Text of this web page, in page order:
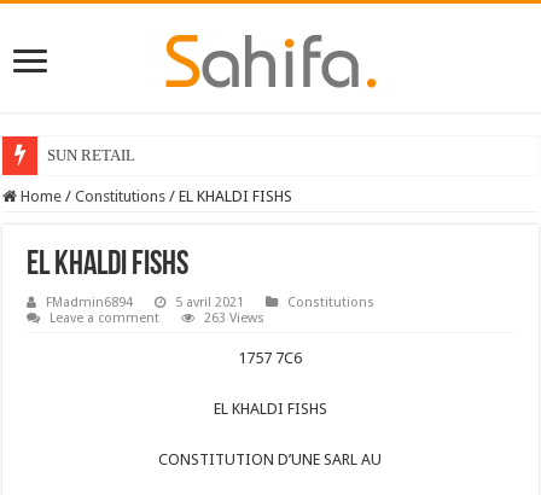
SUN RETAIL
Home / Constitutions / EL KHALDI FISHS
EL KHALDI FISHS
FMadmin6894 5 avril 2021
Constitutions
Leave a comment
263 Views
1757 7C6
EL KHALDI FISHS
CONSTITUTION D’UNE SARL AU